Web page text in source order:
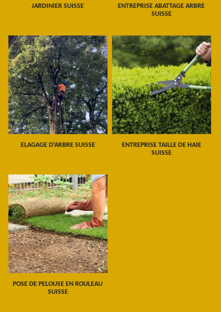
JARDINIER SUISSE
ENTREPRISE ABATTAGE ARBRE
SUISSE
ELAGAGE D'ARBRE SUISSE
ENTREPRISE TAILLE DE HAIE
SUISSE
POSE DE PELOUSE EN ROULEAU
SUISSE